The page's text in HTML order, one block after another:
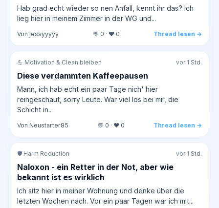
Hab grad echt wieder so nen Anfall, kennt ihr das? Ich
lieg hier in meinem Zimmer in der WG und...
Von jessyyyyy 💬 0 · ❤️ 0 Thread lesen →
💪 Motivation & Clean bleiben vor 1 Std.
Diese verdammten Kaffeepausen
Mann, ich hab echt ein paar Tage nich' hier
reingeschaut, sorry Leute. War viel los bei mir, die
Schicht in...
Von Neustarter85 💬 0 · ❤️ 0 Thread lesen →
🛡️ Harm Reduction vor 1 Std.
Naloxon - ein Retter in der Not, aber wie
bekannt ist es wirklich
Ich sitz hier in meiner Wohnung und denke über die
letzten Wochen nach. Vor ein paar Tagen war ich mit...